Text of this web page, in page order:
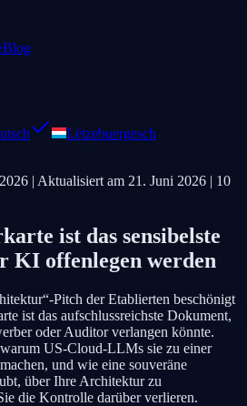
Blog
Lëtzebuergesch
| Aktualisiert am 21. Juni 2026 | 10
ist das sensibelste
KI offenlegen werden
Pitch der Etablierten beschönigt
ist das aufschlussreichste Dokument,
oder Auditor verlangen könnte.
US-Cloud-LLMs sie zu einer
und wie eine souveräne
über Ihre Architektur zu
die Kontrolle darüber verlieren.